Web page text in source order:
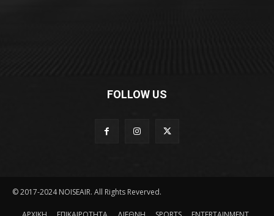
FOLLOW US
© 2017-2024 NOISEAIR. All Rights Reverved.